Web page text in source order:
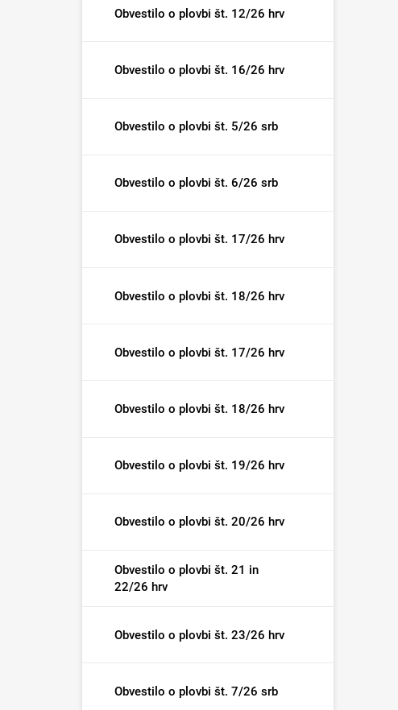
Obvestilo o plovbi št. 12/26 hrv
Obvestilo o plovbi št. 16/26 hrv
Obvestilo o plovbi št. 5/26 srb
Obvestilo o plovbi št. 6/26 srb
Obvestilo o plovbi št. 17/26 hrv
Obvestilo o plovbi št. 18/26 hrv
Obvestilo o plovbi št. 17/26 hrv
Obvestilo o plovbi št. 18/26 hrv
Obvestilo o plovbi št. 19/26 hrv
Obvestilo o plovbi št. 20/26 hrv
Obvestilo o plovbi št. 21 in
22/26 hrv
Obvestilo o plovbi št. 23/26 hrv
Obvestilo o plovbi št. 7/26 srb